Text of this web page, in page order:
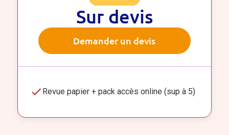
Sur devis
Demander un devis
Revue papier + pack accès online (sup à 5)